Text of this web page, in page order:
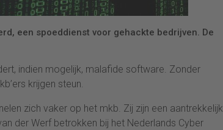
een spoeddienst voor gehackte bedrijven. De
indien mogelijk, malafide software. Zonder
krijgen steun.
zich vaker op het mkb. Zij zijn een aantrekkelijk
der Werf betrokken bij het Nederlands Cyber